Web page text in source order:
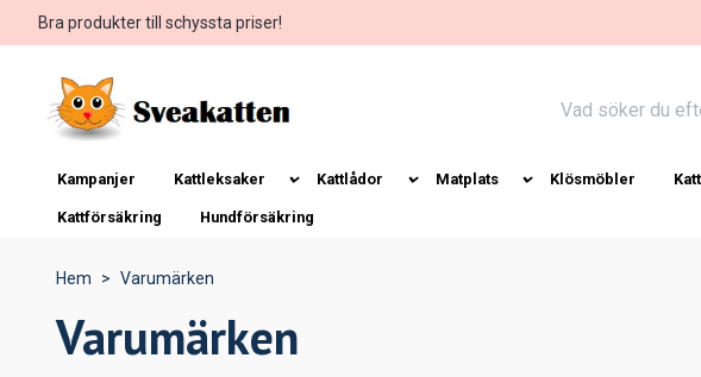
Bra produkter till schyssta priser!
Kampanjer Kattleksaker Kattlådor Matplats Klösmöbler
Kattförsäkring Hundförsäkring
Hem Varumärken
Varumärken